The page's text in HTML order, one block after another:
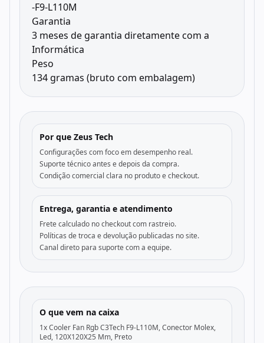
-F9-L110M
Garantia
3 meses de garantia diretamente com a
Informática
Peso
134 gramas (bruto com embalagem)
Por que Zeus Tech
Configurações com foco em desempenho real.
Suporte técnico antes e depois da compra.
Condição comercial clara no produto e checkout.
Entrega, garantia e atendimento
Frete calculado no checkout com rastreio.
Políticas de troca e devolução publicadas no site.
Canal direto para suporte com a equipe.
O que vem na caixa
1x Cooler Fan Rgb C3Tech F9-L110M, Conector Molex,
Led, 120X120X25 Mm, Preto